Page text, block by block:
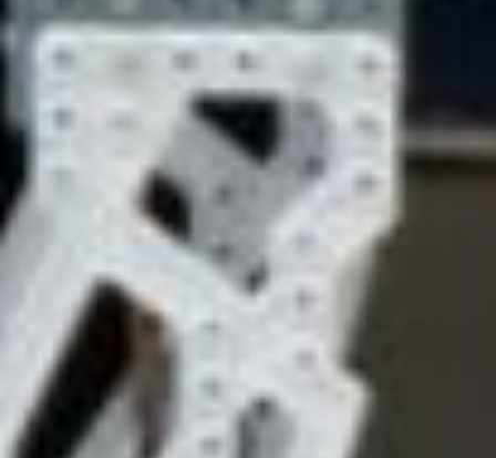
По итогу конкурса победителями стали две
команды из Хабаровска, которые
представляют центр «ТЕХНО-IT-куб»,
команда ребят из Кванториума города
Комсомольска-на-Амуре, Мобильного
«Кванториума Камчатка» и Кванториум
Юные чемпионы регионального этапа
получили денежные сертификаты
на доработку проектов, и теперь их ждет
федеральный отборочный этап. Финал
конкурса «Инженеры транспорта» 2024
пройдет в феврале 2025 года
в Екатеринбурге.
«Я никогда не ставила двойку!» — секреты
педагогики от заслуженного учителя
Читайте нас в соцсетях:
ВКонтакте
Одноклассники,
Телеграм или
Яндекс.Дзен
МАКС
Как вам материал?